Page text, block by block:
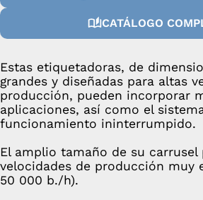
CATÁLOGO
Estas etiquetadoras, de
grandes y diseñadas para altas
producción, pueden incorporar
aplicaciones, así como el
funcionamiento ininterrumpido.
El amplio tamaño de su
velocidades de producción muy
50 000 b./h).